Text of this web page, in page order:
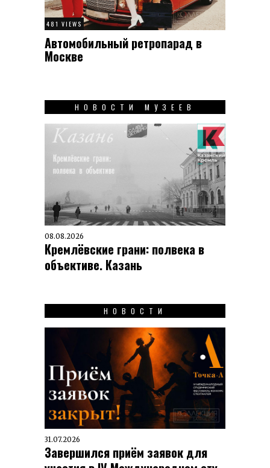
481 VIEWS
Автомобильный ретропарад в
Москве
НОВОСТИ МУЗЕЕВ
08.08.2026
Кремлёвские грани: полвека в
объективе. Казань
НОВОСТИ
31.07.2026
Завершился приём заявок для